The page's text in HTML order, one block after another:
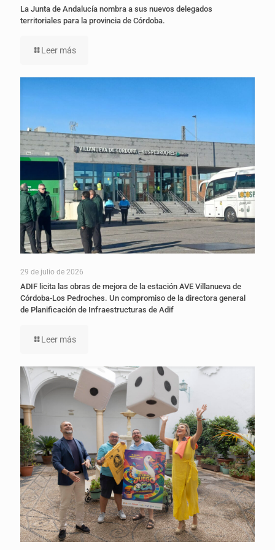
La Junta de Andalucía nombra a sus nuevos delegados
territoriales para la provincia de Córdoba.
Leer más
29 de julio de 2026
ADIF licita las obras de mejora de la estación AVE Villanueva de
Córdoba-Los Pedroches. Un compromiso de la directora general
de Planificación de Infraestructuras de Adif
Leer más